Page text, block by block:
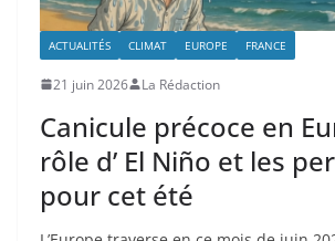
ACTUALITÉS CLIMAT EUROPE FRANCE
21 juin 2026 La Rédaction
Canicule précoce en
rôle d’ El Niño et les
pour cet été